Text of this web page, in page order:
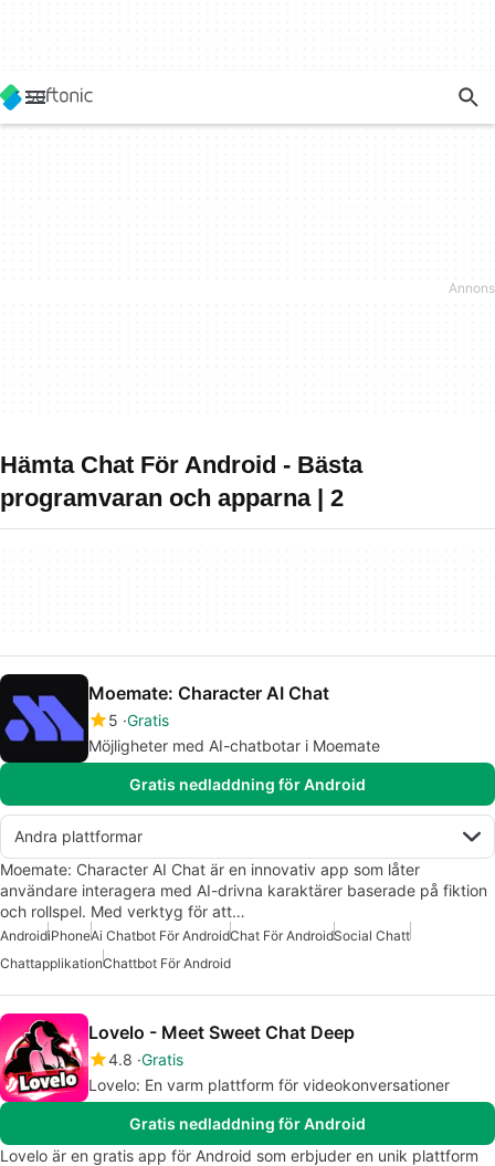
Hämta Chat För Android - Bästa
programvaran och apparna | 2
Moemate: Character AI Chat
5 Gratis
Möjligheter med AI-chatbotar i Moemate
Gratis nedladdning för Android
Andra plattformar
Moemate: Character AI Chat är en innovativ app som låter
användare interagera med AI-drivna karaktärer baserade på fiktion
och rollspel. Med verktyg för att…
AndroidiPhoneAi Chatbot För AndroidChat För AndroidSocial Chatt
ChattapplikationChattbot För Android
Lovelo - Meet Sweet Chat Deep
4.8 Gratis
Lovelo: En varm plattform för videokonversationer
Gratis nedladdning för Android
Lovelo är en gratis app för Android som erbjuder en unik plattform